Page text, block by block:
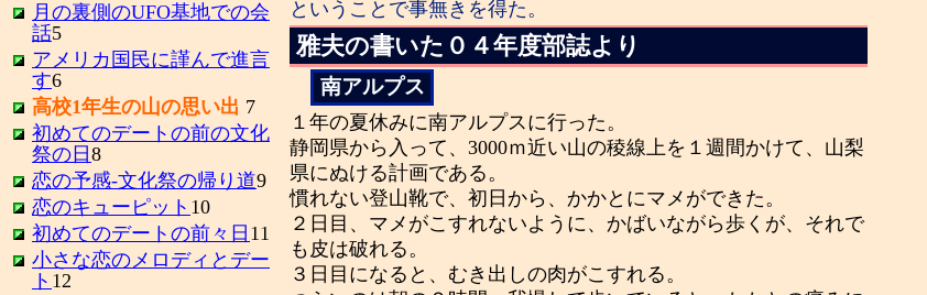
ということで事無きを得た。
雅夫の書いた０４年度部誌より
南アルプス
１年の夏休みに南アルプスに行った。
静岡県から入って、3000ｍ近い山の稜線上を１週間かけて、山梨
県にぬける計画である。
慣れない登山靴で、初日から、かかとにマメができた。
２日目、マメがこすれないように、かばいながら歩くが、それで
も皮は破れる。
３日目になると、むき出しの肉がこすれる。
月の裏側のUFO基地での会
話5
アメリカ国民に謹んで進言
す6
高校1年生の山の思い出 7
初めてのデートの前の文化
祭の日8
恋の予感-文化祭の帰り道9
恋のキューピット 10
初めてのデートの前々日 11
小さな恋のメロディとデー
ト 12